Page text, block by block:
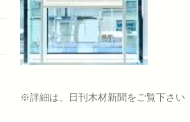
※詳細は、日刊木材新聞をご覧下さい